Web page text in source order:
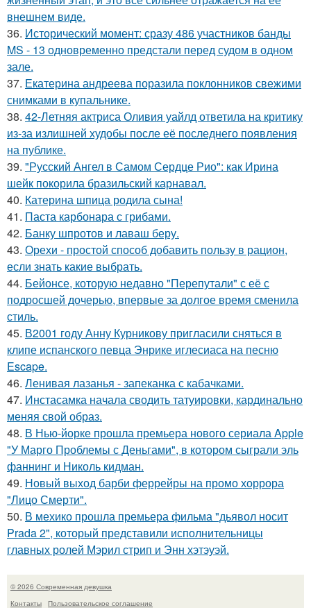
внешнем виде.
36. Исторический момент: сразу 486 участников банды
MS - 13 одновременно предстали перед судом в одном
зале.
37. Екатерина андреева поразила поклонников свежими
снимками в купальнике.
38. 42-Летняя актриса Оливия уайлд ответила на критику
из-за излишней худобы после её последнего появления
на публике.
39. "Русский Ангел в Самом Сердце Рио": как Ирина
шейк покорила бразильский карнавал.
40. Катерина шпица родила сына!
41. Паста карбонара с грибами.
42. Банку шпротов и лаваш беру.
43. Орехи - простой способ добавить пользу в рацион,
если знать какие выбрать.
44. Бейонсе, которую недавно "Перепутали" с её с
подросшей дочерью, впервые за долгое время сменила
стиль.
45. В2001 году Анну Курникову пригласили сняться в
клипе испанского певца Энрике иглесиаса на песню
Escape.
46. Ленивая лазанья - запеканка с кабачками.
47. Инстасамка начала сводить татуировки, кардинально
меняя свой образ.
48. В Нью-йорке прошла премьера нового сериала Apple
"У Марго Проблемы с Деньгами", в котором сыграли эль
фаннинг и Николь кидман.
49. Новый выход барби феррейры на промо хоррора
"Лицо Смерти".
50. В мехико прошла премьера фильма "дьявол носит
Prada 2", который представили исполнительницы
главных ролей Мэрил стрип и Энн хэтэуэй.
© 2026 Современная девушка
Контакты
Пользовательское соглашение